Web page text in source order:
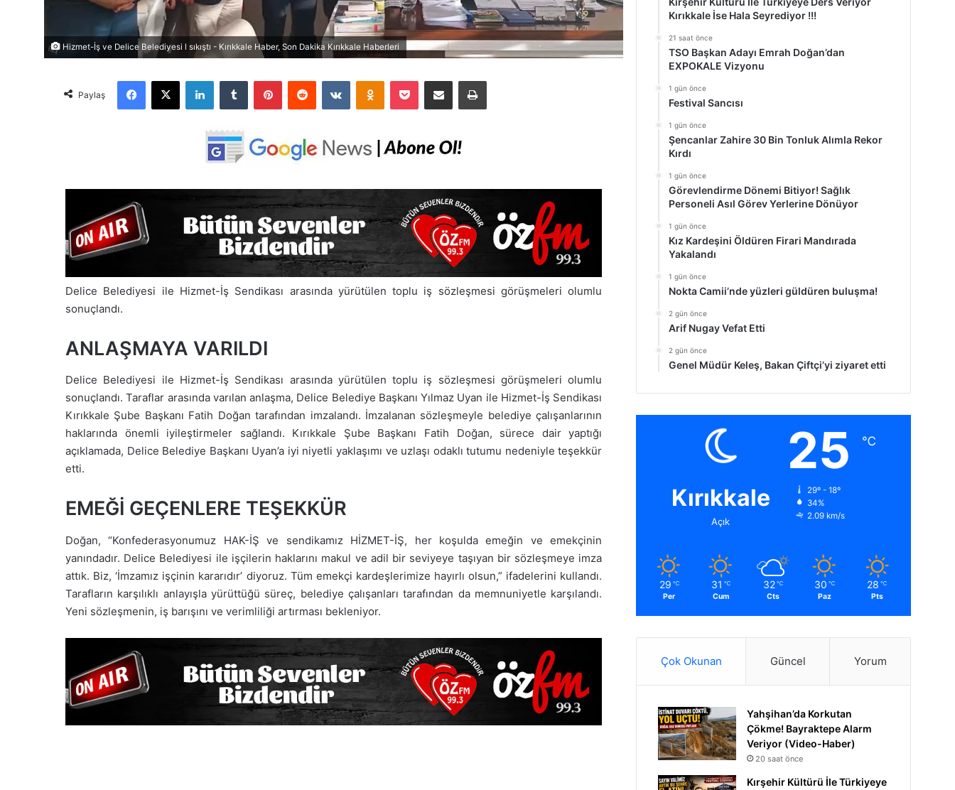
Hizmet-İş ve Delice Belediyesi l sıkıştı - Kırıkkale Haber, Son Dakika Kırıkkale Haberleri
Paylaş
Delice Belediyesi ile Hizmet-İş Sendikası arasında yürütülen toplu iş sözleşmesi görüşmeleri olumlu
sonuçlandı.
ANLAŞMAYA VARILDI
Delice Belediyesi ile Hizmet-İş Sendikası arasında yürütülen toplu iş sözleşmesi görüşmeleri olumlu
sonuçlandı. Taraflar arasında varılan anlaşma, Delice Belediye Başkanı Yılmaz Uyan ile Hizmet-İş Sendikası
Kırıkkale Şube Başkanı Fatih Doğan tarafından imzalandı. İmzalanan sözleşmeyle belediye çalışanlarının
haklarında önemli iyileştirmeler sağlandı. Kırıkkale Şube Başkanı Fatih Doğan, sürece dair yaptığı
açıklamada, Delice Belediye Başkanı Uyan’a iyi niyetli yaklaşımı ve uzlaşı odaklı tutumu nedeniyle teşekkür
etti.
EMEĞİ GEÇENLERE TEŞEKKÜR
Doğan, “Konfederasyonumuz HAK-İŞ ve sendikamız HİZMET-İŞ, her koşulda emeğin ve emekçinin
yanındadır. Delice Belediyesi ile işçilerin haklarını makul ve adil bir seviyeye taşıyan bir sözleşmeye imza
attık. Biz, ‘İmzamız işçinin kararıdır’ diyoruz. Tüm emekçi kardeşlerimize hayırlı olsun,” ifadelerini kullandı.
Tarafların karşılıklı anlayışla yürüttüğü süreç, belediye çalışanları tarafından da memnuniyetle karşılandı.
Yeni sözleşmenin, iş barışını ve verimliliği artırması bekleniyor.
Kırıkkale İse Hala Seyrediyor !!!
21 saat önce
TSO Başkan Adayı Emrah Doğan’dan
EXPOKALE Vizyonu
1 gün önce
Festival Sancısı
1 gün önce
Şencanlar Zahire 30 Bin Tonluk Alımla Rekor
Kırdı
1 gün önce
Görevlendirme Dönemi Bitiyor! Sağlık
Personeli Asıl Görev Yerlerine Dönüyor
1 gün önce
Kız Kardeşini Öldüren Firari Mandırada
Yakalandı
1 gün önce
Nokta Camii’nde yüzleri güldüren buluşma!
2 gün önce
Arif Nugay Vefat Etti
2 gün önce
Genel Müdür Keleş, Bakan Çiftçi’yi ziyaret etti
Kırıkkale
Açık
25 ℃
29º - 18º
34%
2.09 km/s
29 ℃
Per
31 ℃
Cum
32 ℃
Cts
30 ℃
Paz
28 ℃
Pts
Çok Okunan Güncel Yorum
Yahşihan’da Korkutan
Çökme! Bayraktepe Alarm
Veriyor (Video-Haber)
20 saat önce
Kırşehir Kültürü İle Türkiyeye